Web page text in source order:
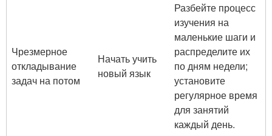
Чрезмерное
откладывание
задач на потом
Начать учить
новый язык
Разбейте процесс
изучения на
маленькие шаги и
распределите их
по дням недели;
установите
регулярное время
для занятий
каждый день.